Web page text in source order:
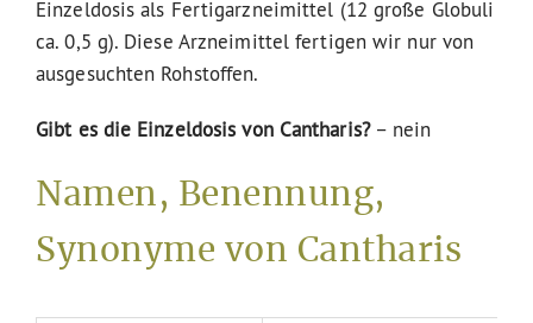
Einzeldosis als Fertigarzneimittel (12 große Globuli
ca. 0,5 g). Diese Arzneimittel fertigen wir nur von
ausgesuchten Rohstoffen.
Gibt es die Einzeldosis von Cantharis?– nein
Namen, Benennung,
Synonyme von Cantharis